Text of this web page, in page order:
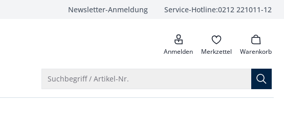
Newsletter-Anmeldung Service-Hotline:0212 221011-12
anrufen
Anmelden Merkzettel Warenkorb
Suchbegriff / Artikel-Nr.